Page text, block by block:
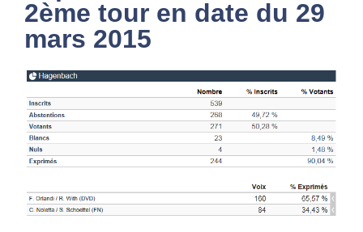
2ème tour en date du 29
mars 2015